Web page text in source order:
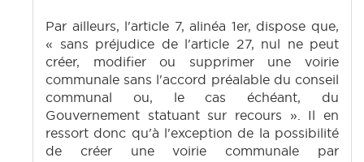
Par ailleurs, l'article 7, alinéa 1er, dispose que,
« sans préjudice de l'article 27, nul ne peut
créer, modifier ou supprimer une voirie
communale sans l'accord préalable du conseil
communal ou, le cas échéant, du
Gouvernement statuant sur recours ». Il en
ressort donc qu'à l'exception de la possibilité
de créer une voirie communale par